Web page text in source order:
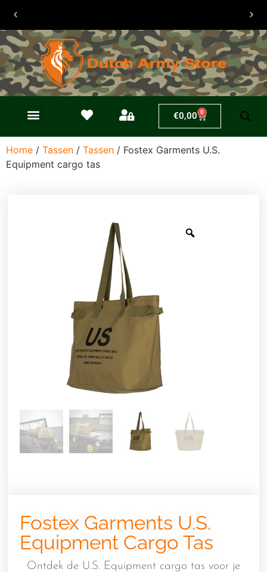
30 dagen
retouren
€0,00 0
Home / Tassen / Tassen / Fostex Garments U.S.
Equipment cargo tas
Fostex Garments U.S.
Equipment Cargo Tas
Ontdek de U.S. Equipment cargo tas voor je